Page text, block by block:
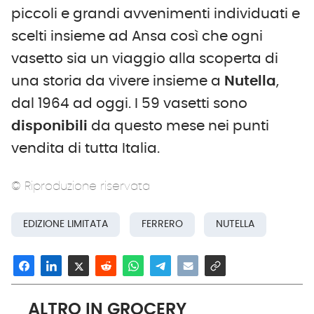
piccoli e grandi avvenimenti individuati e
scelti insieme ad Ansa così che ogni
vasetto sia un viaggio alla scoperta di
una storia da vivere insieme a Nutella,
dal 1964 ad oggi. I 59 vasetti sono
disponibili da questo mese nei punti
vendita di tutta Italia.
© Riproduzione riservata
EDIZIONE LIMITATA FERRERO NUTELLA
ALTRO IN GROCERY